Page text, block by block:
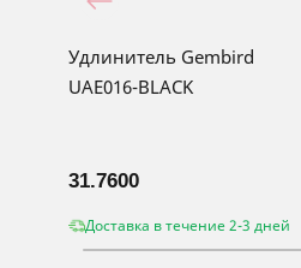
Удлинитель Gembird
UAE016-BLACK
31.7600
Доставка в течение 2-3 дней